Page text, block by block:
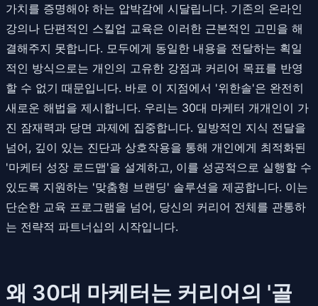
가치를 증명해야 하는 압박감에 시달립니다. 기존의 온라인
강의나 단편적인 스킬업 교육은 이러한 근본적인 고민을 해
결해주지 못합니다. 모두에게 동일한 내용을 전달하는 획일
적인 방식으로는 개인의 고유한 강점과 커리어 목표를 반영
할 수 없기 때문입니다. 바로 이 지점에서 '위한솔'은 완전히
새로운 해법을 제시합니다. 우리는 30대 마케터 개개인이 가
진 잠재력과 당면 과제에 집중합니다. 일방적인 지식 전달을
넘어, 깊이 있는 진단과 상호작용을 통해 개인에게 최적화된
'마케터 성장 로드맵'을 설계하고, 이를 성공적으로 실행할 수
있도록 지원하는 '맞춤형 브랜딩' 솔루션을 제공합니다. 이는
단순한 교육 프로그램을 넘어, 당신의 커리어 전체를 관통하
는 전략적 파트너십의 시작입니다.
왜 30대 마케터는 커리어의 '골